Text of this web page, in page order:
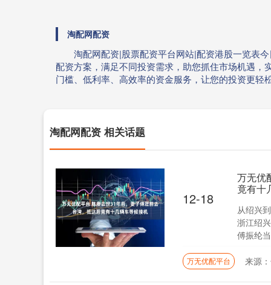
淘配网配资
淘配网配资|股票配资平台网站|配资港股一览表
配资方案，满足不同投资需求，助您抓住市场机遇
门槛、低利率、高效率的资金服务，让您的投资更
淘配网配资 相关话题
12-18
万无优
竟有十
从绍兴
浙江绍
傅振纶
万无优配平台 来源